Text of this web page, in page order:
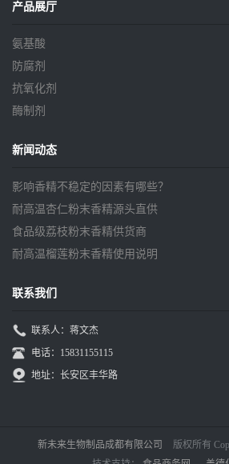
产品展厅
氨基酸
防腐剂
抗氧化剂
酶制剂
新闻动态
影响香精不稳定的因素有哪些？
耐高温杏仁粉末香精源头直供
食品级荔枝粉末香精供货商
耐高温榴莲粉末香精使用说明
联系我们
联系人：蒋文杰
电话：15831155115
地址：长安区丰华路
新未来生物制品成都有限公司 版权所有